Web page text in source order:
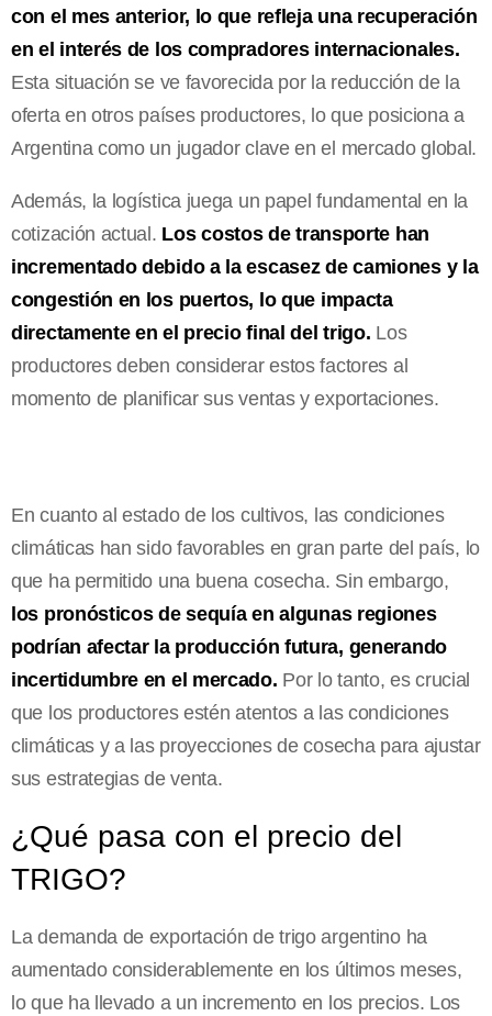
con el mes anterior, lo que refleja una recuperación
en el interés de los compradores internacionales.
Esta situación se ve favorecida por la reducción de la
oferta en otros países productores, lo que posiciona a
Argentina como un jugador clave en el mercado global.
Además, la logística juega un papel fundamental en la
cotización actual. Los costos de transporte han
incrementado debido a la escasez de camiones y la
congestión en los puertos, lo que impacta
directamente en el precio final del trigo. Los
productores deben considerar estos factores al
momento de planificar sus ventas y exportaciones.
En cuanto al estado de los cultivos, las condiciones
climáticas han sido favorables en gran parte del país, lo
que ha permitido una buena cosecha. Sin embargo,
los pronósticos de sequía en algunas regiones
podrían afectar la producción futura, generando
incertidumbre en el mercado. Por lo tanto, es crucial
que los productores estén atentos a las condiciones
climáticas y a las proyecciones de cosecha para ajustar
sus estrategias de venta.
¿Qué pasa con el precio del
TRIGO?
La demanda de exportación de trigo argentino ha
aumentado considerablemente en los últimos meses,
lo que ha llevado a un incremento en los precios. Los